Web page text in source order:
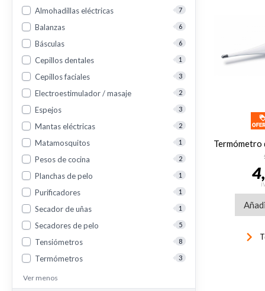
Almohadillas eléctricas 7
Balanzas 6
Básculas 6
Cepillos dentales 1
Cepillos faciales 3
Electroestimulador / masaje 2
Espejos 3
Mantas eléctricas 2
Matamosquitos 1
Pesos de cocina 2
Planchas de pelo 1
Purificadores 1
Secador de uñas 1
Secadores de pelo 5
Tensiómetros 8
Termómetros 3
Ver menos
keyboard_arrow_right